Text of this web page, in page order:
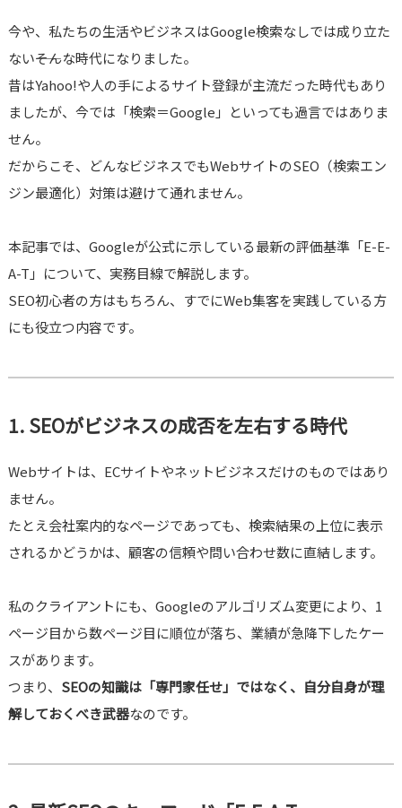
今や、私たちの生活やビジネスはGoogle検索なしでは成り立た
ない――そんな時代になりました。
昔はYahoo!や人の手によるサイト登録が主流だった時代もあり
ましたが、今では「検索＝Google」といっても過言ではありま
せん。
だからこそ、どんなビジネスでもWebサイトのSEO（検索エン
ジン最適化）対策は避けて通れません。
本記事では、Googleが公式に示している最新の評価基準「E-E-
A-T」について、実務目線で解説します。
SEO初心者の方はもちろん、すでにWeb集客を実践している方
にも役立つ内容です。
1. SEOがビジネスの成否を左右する時代
Webサイトは、ECサイトやネットビジネスだけのものではあり
ません。
たとえ会社案内的なページであっても、検索結果の上位に表示
されるかどうかは、顧客の信頼や問い合わせ数に直結します。
私のクライアントにも、Googleのアルゴリズム変更により、1
ページ目から数ページ目に順位が落ち、業績が急降下したケー
スがあります。
つまり、 SEOの知識は「専門家任せ」ではなく、自分自身が理
解しておくべき武器なのです。